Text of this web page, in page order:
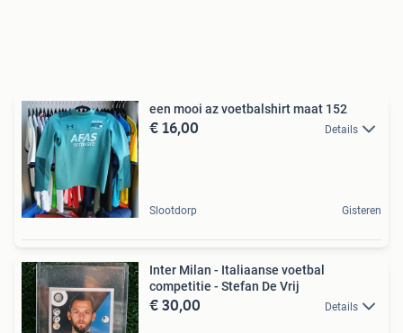
een mooi az voetbalshirt maat 152
€ 16,00 Details
Slootdorp Gisteren
Inter Milan - Italiaanse voetbal
competitie - Stefan De Vrij
€ 30,00 Details